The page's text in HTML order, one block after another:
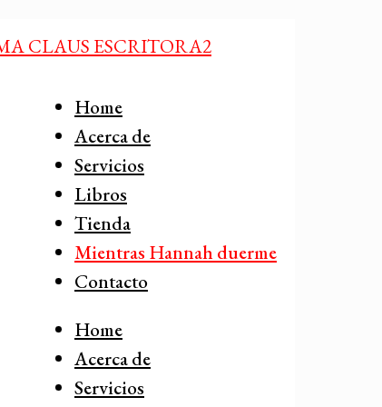
Home
Acerca de
Servicios
Libros
Tienda
Mientras Hannah duerme
Contacto
Home
Acerca de
Servicios